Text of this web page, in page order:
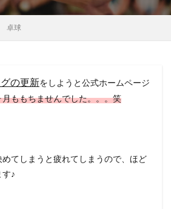
卓球
の更新をしようと公式ホームページ
月ももちませんでした。。。笑
てしまうと疲れてしまうので、ほど
す♪